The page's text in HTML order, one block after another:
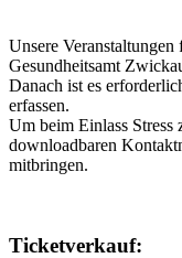
Unsere
Gesundheitsamt
Danach ist es
erfassen.
Um beim Einlass Stress
downloadbaren
mitbringen.
Ticketverkauf: